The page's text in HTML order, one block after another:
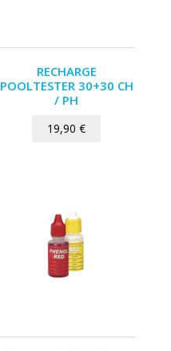
RECHARGE
POOLTESTER 30+30 CH
/ PH
19,90€